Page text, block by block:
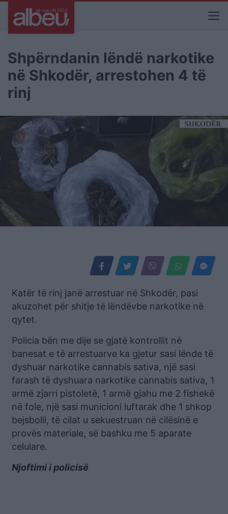
Shpërndanin lëndë narkotike
në Shkodër, arrestohen 4 të
rinj
Katër të rinj janë arrestuar në Shkodër, pasi
akuzohet për shitje të lëndëvbe narkotike në
qytet.
Policia bën me dije se gjatë kontrollit në
banesat e të arrestuarve ka gjetur sasi lënde të
dyshuar narkotike cannabis sativa, një sasi
farash të dyshuara narkotike cannabis sativa, 1
armë zjarri pistoletë, 1 armë gjahu me 2 fishekë
në fole, një sasi municioni luftarak dhe 1 shkop
bejsbolli, të cilat u sekuestruan në cilësinë e
provës materiale, së bashku me 5 aparate
celulare.
Njoftimi i policisë